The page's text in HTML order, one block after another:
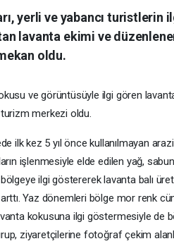
yerli ve yabancı turistlerin
lavanta ekimi ve
oldu.
ve görüntüsüyle ilgi gören
merkezi oldu.
ilk kez 5 yıl önce kullanılmayan
işlenmesiyle elde edilen yağ,
ilgi göstererek lavanta balı
Yaz dönemleri bölge mor renk
kokusuna ilgi göstermesiyle de
ziyaretçilerine fotoğraf çekim